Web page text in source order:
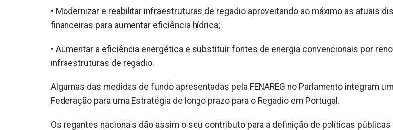
• Modernizar e reabilitar infraestruturas de regadio aproveitando ao máximo as atuais
financeiras para aumentar eficiência hídrica;
• Aumentar a eficiência energética e substituir fontes de energia convencionais por
infraestruturas de regadio.
Algumas das medidas de fundo apresentadas pela FENAREG no Parlamento integram
Federação para uma Estratégia de longo prazo para o Regadio em Portugal.
Os regantes nacionais dão assim o seu contributo para a definição de políticas públicas